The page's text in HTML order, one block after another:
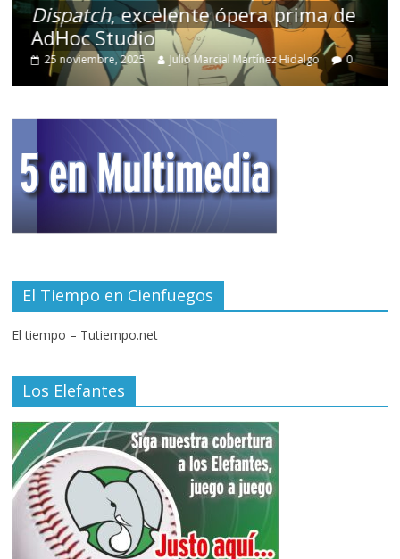
Dispatch, excelente ópera prima de
AdHoc Studio
25 noviembre, 2025 Julio Marcial Martínez Hidalgo 0
El Tiempo en Cienfuegos
El tiempo – Tutiempo.net
Los Elefantes